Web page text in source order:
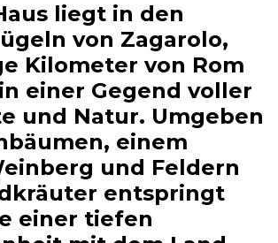
liegt in den
von Zagarolo,
Kilometer von Rom
einer Gegend voller
und Natur. Umgeben
einem
und Feldern
entspringt
einer tiefen